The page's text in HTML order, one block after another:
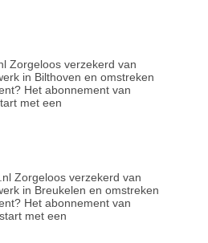
Zorgeloos verzekerd van
in Bilthoven en omstreken
Het abonnement van
met een
Zorgeloos verzekerd van
in Breukelen en omstreken
Het abonnement van
met een